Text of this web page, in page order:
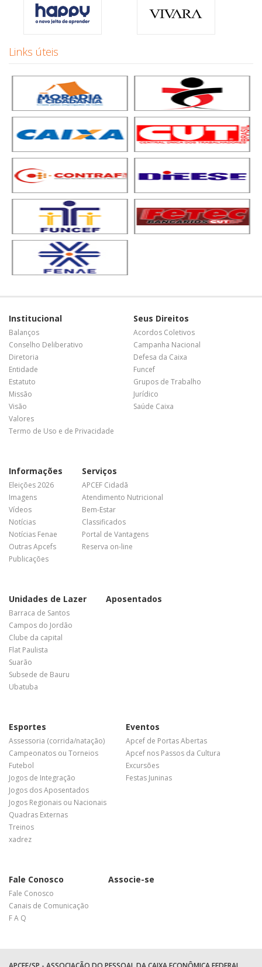
Links úteis
Institucional
Balanços
Conselho Deliberativo
Diretoria
Entidade
Estatuto
Missão
Visão
Valores
Termo de Uso e de Privacidade
Seus Direitos
Acordos Coletivos
Campanha Nacional
Defesa da Caixa
Funcef
Grupos de Trabalho
Jurídico
Saúde Caixa
Informações
Eleições 2026
Imagens
Vídeos
Notícias
Notícias Fenae
Outras Apcefs
Publicações
Serviços
APCEF Cidadã
Atendimento Nutricional
Bem-Estar
Classificados
Portal de Vantagens
Reserva on-line
Unidades de Lazer
Barraca de Santos
Campos do Jordão
Clube da capital
Flat Paulista
Suarão
Subsede de Bauru
Ubatuba
Aposentados
Esportes
Assessoria (corrida/natação)
Campeonatos ou Torneios
Futebol
Jogos de Integração
Jogos dos Aposentados
Jogos Regionais ou Nacionais
Quadras Externas
Treinos
xadrez
Eventos
Apcef de Portas Abertas
Apcef nos Passos da Cultura
Excursões
Festas Juninas
Fale Conosco
Fale Conosco
Canais de Comunicação
F A Q
Associe-se